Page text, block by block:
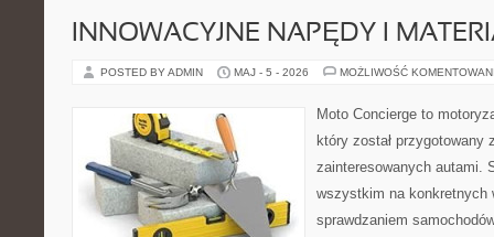
INNOWACYJNE NAPĘDY I
POSTED BY ADMIN MAJ - 5 - 2026 MOŻLIWOŚĆ
Moto Concierge to
który został przygotowany
zainteresowanych autami.
wszystkim na konkretnych
sprawdzaniem